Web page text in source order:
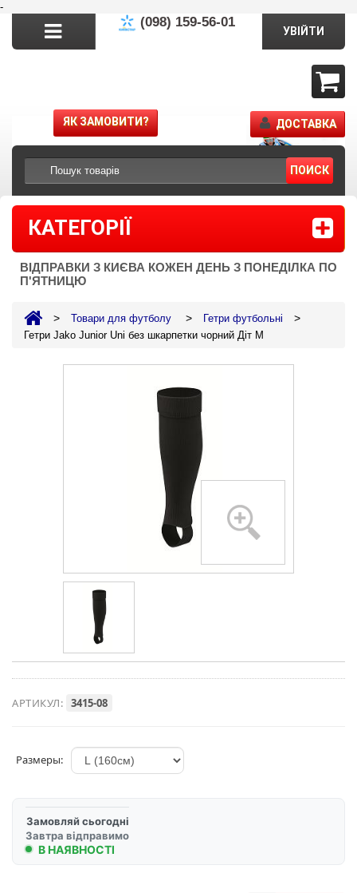
-
(098) 159-56-01
ПОИСК
УВІЙТИ
ЯК ЗАМОВИТИ? ДОСТАВКА
КАТЕГОРІЇ
ВІДПРАВКИ З КИЄВА КОЖЕН ДЕНЬ З ПОНЕДІЛКА ПО
П'ЯТНИЦЮ
> Товари для футболу > Гетри футбольні >
Гетри Jako Junior Uni без шкарпетки чорний Діт M
АРТИКУЛ: 3415-08
Размеры:
Замовляй сьогодні
Завтра відправимо
В НАЯВНОСТІ